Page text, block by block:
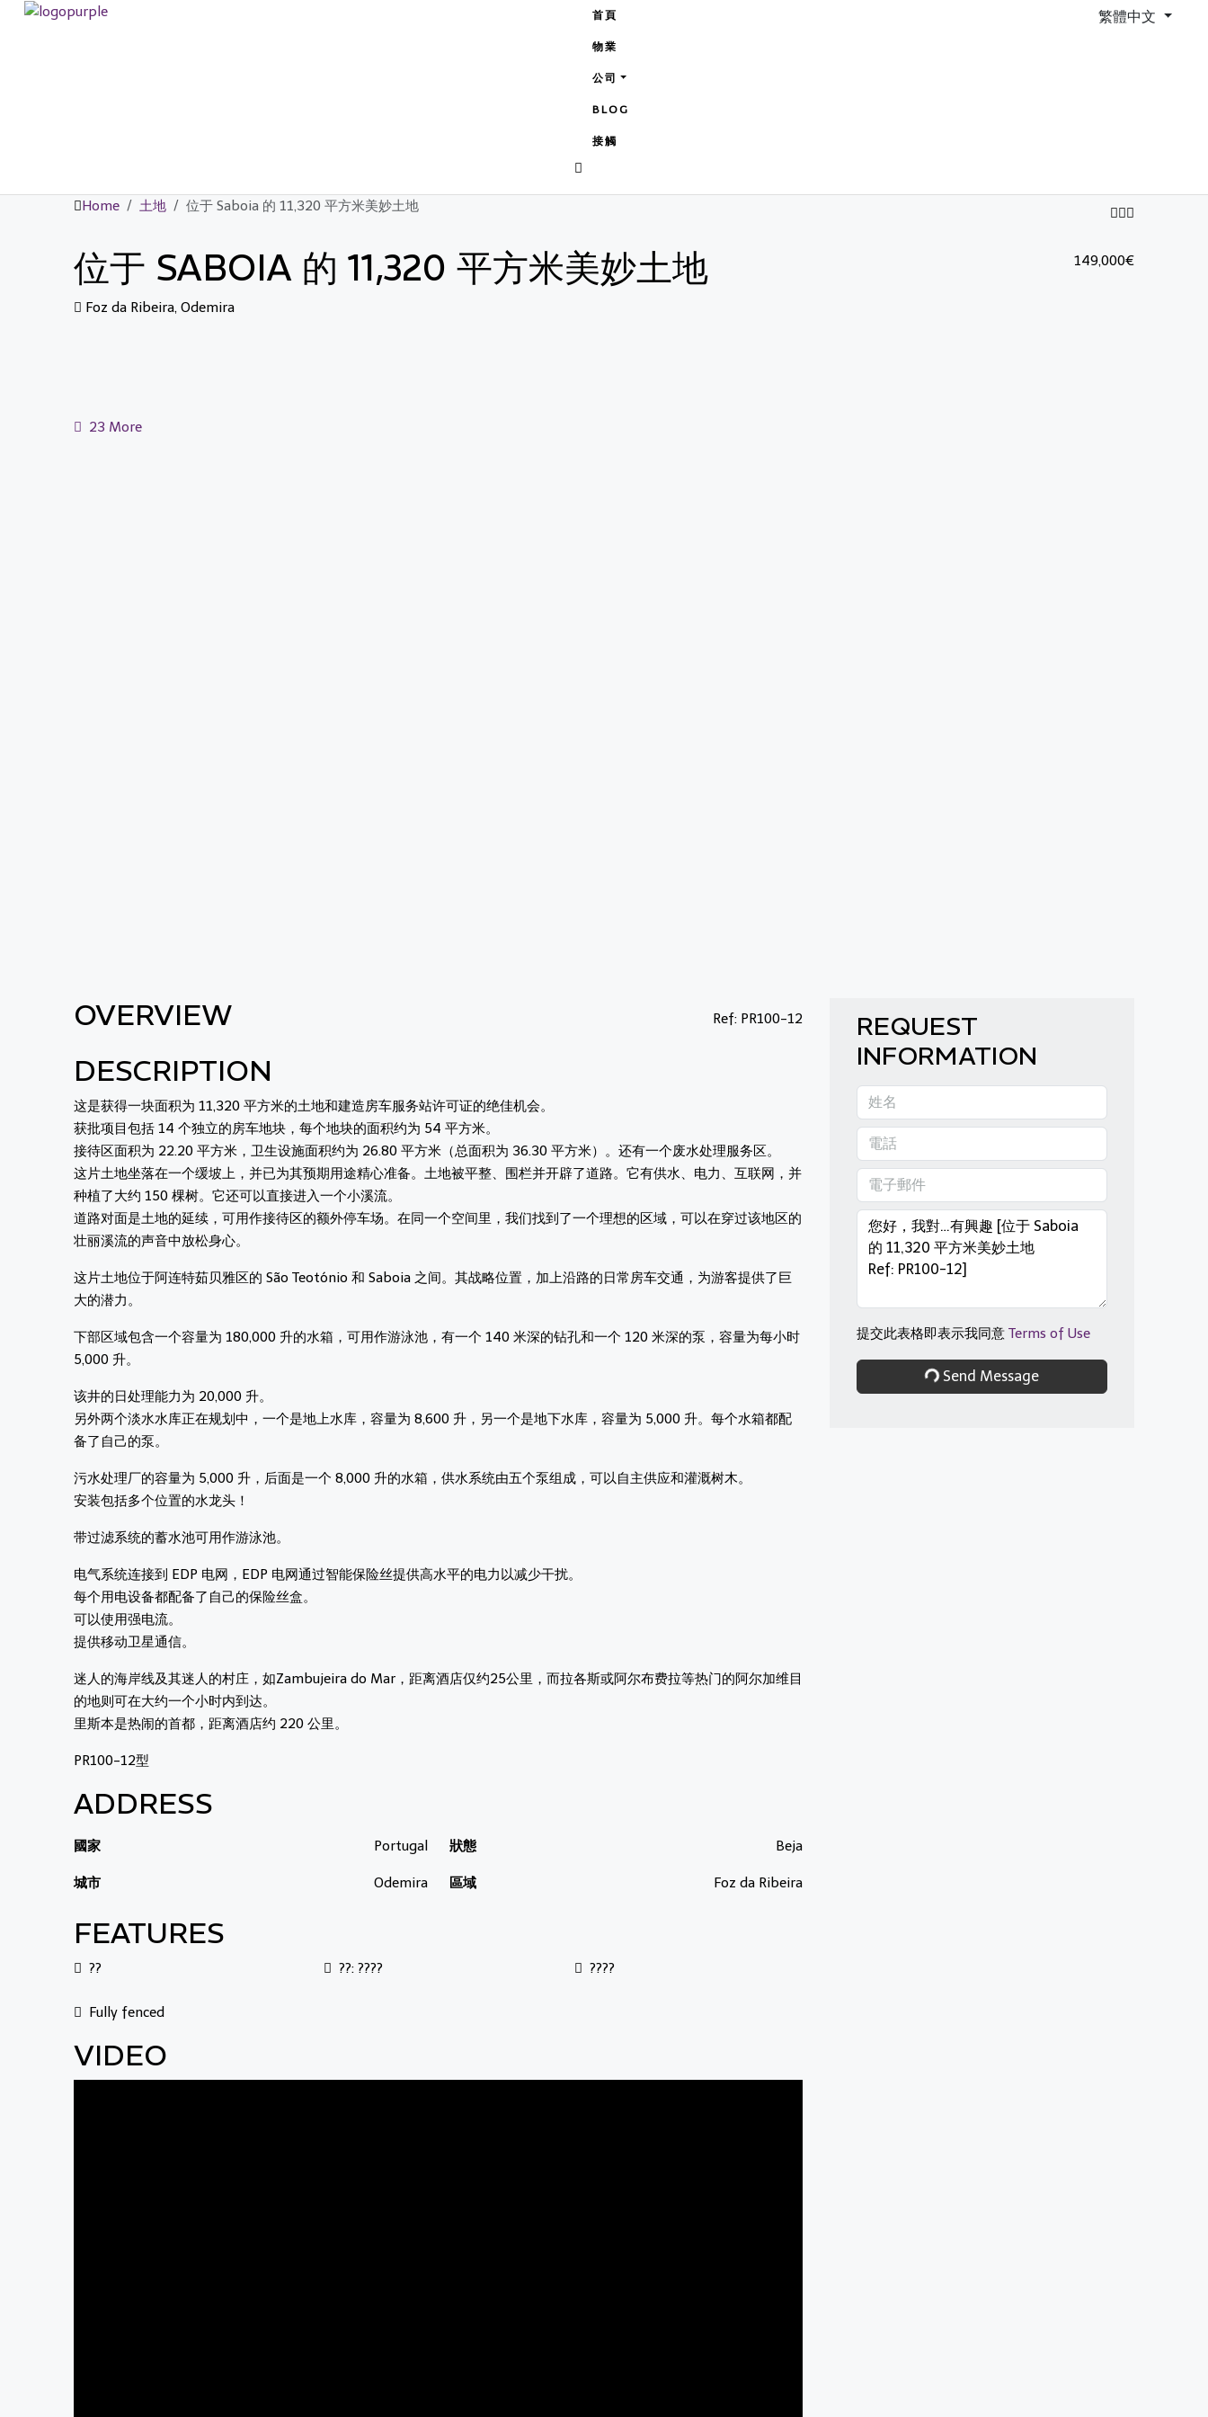
首頁
物業
公司
BLOG
接觸
繁體中文
Home 土地 位于 Saboia 的 11,320 平方米美妙土地
位于 SABOIA 的 11,320 平方米美妙土地
Foz da Ribeira, Odemira
149,000€
23 More
OVERVIEW Ref: PR100-12
DESCRIPTION
这是获得一块面积为 11,320 平方米的土地和建造房车服务站许可证的绝佳机会。
获批项目包括 14 个独立的房车地块，每个地块的面积约为 54 平方米。
接待区面积为 22.20 平方米，卫生设施面积约为 26.80 平方米（总面积为 36.30 平方米）。还有一个废水处理服务区。
这片土地坐落在一个缓坡上，并已为其预期用途精心准备。土地被平整、围栏并开辟了道路。它有供水、电力、互联网，并
种植了大约 150 棵树。它还可以直接进入一个小溪流。
道路对面是土地的延续，可用作接待区的额外停车场。在同一个空间里，我们找到了一个理想的区域，可以在穿过该地区的
壮丽溪流的声音中放松身心。
这片土地位于阿连特茹贝雅区的 São Teotónio 和 Saboia 之间。其战略位置，加上沿路的日常房车交通，为游客提供了巨
大的潜力。
下部区域包含一个容量为 180,000 升的水箱，可用作游泳池，有一个 140 米深的钻孔和一个 120 米深的泵，容量为每小时
5,000 升。
该井的日处理能力为 20,000 升。
另外两个淡水水库正在规划中，一个是地上水库，容量为 8,600 升，另一个是地下水库，容量为 5,000 升。每个水箱都配
备了自己的泵。
污水处理厂的容量为 5,000 升，后面是一个 8,000 升的水箱，供水系统由五个泵组成，可以自主供应和灌溉树木。
安装包括多个位置的水龙头！
带过滤系统的蓄水池可用作游泳池。
电气系统连接到 EDP 电网，EDP 电网通过智能保险丝提供高水平的电力以减少干扰。
每个用电设备都配备了自己的保险丝盒。
可以使用强电流。
提供移动卫星通信。
迷人的海岸线及其迷人的村庄，如Zambujeira do Mar，距离酒店仅约25公里，而拉各斯或阿尔布费拉等热门的阿尔加维目
的地则可在大约一个小时内到达。
里斯本是热闹的首都，距离酒店约 220 公里。
PR100-12型
ADDRESS
國家 Portugal 狀態 Beja
城市 Odemira 區域 Foz da Ribeira
FEATURES
?? ??: ???? ????
Fully fenced
VIDEO
REQUEST
INFORMATION
提交此表格即表示我同意 Terms of Use
Send Message